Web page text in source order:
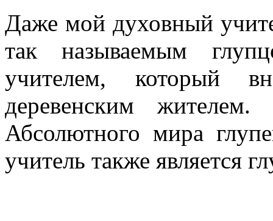
Даже мой духовный
так называемым
учителем, который
деревенским
Абсолютного мира
учитель также является